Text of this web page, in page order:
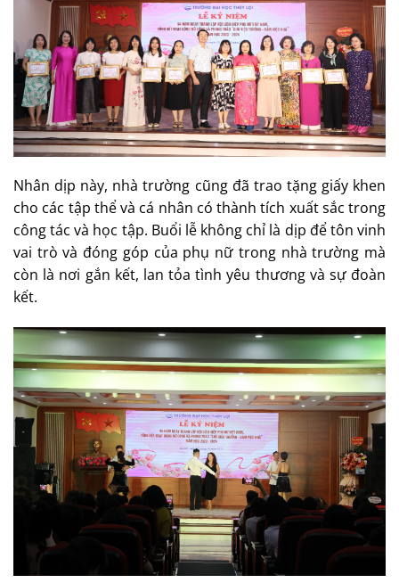
Nhân dịp này, nhà trường cũng đã trao tặng giấy khen
cho các tập thể và cá nhân có thành tích xuất sắc trong
công tác và học tập. Buổi lễ không chỉ là dịp để tôn vinh
vai trò và đóng góp của phụ nữ trong nhà trường mà
còn là nơi gắn kết, lan tỏa tình yêu thương và sự đoàn
kết.